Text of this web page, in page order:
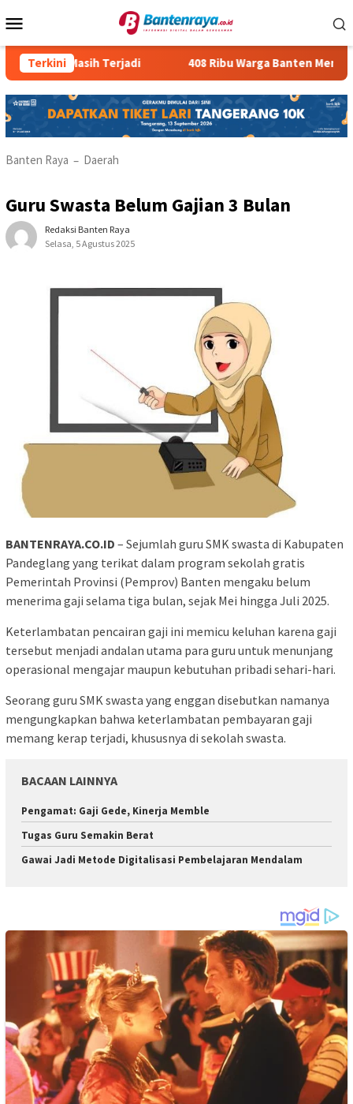
ke
Mobile
Terkini
Masih Terjadi 408 Ribu Warga Banten Menganggur
Banten Raya – Daerah
Guru Swasta Belum Gajian 3 Bulan
Redaksi Banten Raya
Selasa, 5 Agustus 2025
BANTENRAYA.CO.ID – Sejumlah guru SMK swasta di Kabupaten
Pandeglang yang terikat dalam program sekolah gratis
Pemerintah Provinsi (Pemprov) Banten mengaku belum
menerima gaji selama tiga bulan, sejak Mei hingga Juli 2025.
Keterlambatan pencairan gaji ini memicu keluhan karena gaji
tersebut menjadi andalan utama para guru untuk menunjang
operasional mengajar maupun kebutuhan pribadi sehari-hari.
Seorang guru SMK swasta yang enggan disebutkan namanya
mengungkapkan bahwa keterlambatan pembayaran gaji
memang kerap terjadi, khususnya di sekolah swasta.
BACAAN LAINNYA
Pengamat: Gaji Gede, Kinerja Memble
Tugas Guru Semakin Berat
Gawai Jadi Metode Digitalisasi Pembelajaran Mendalam